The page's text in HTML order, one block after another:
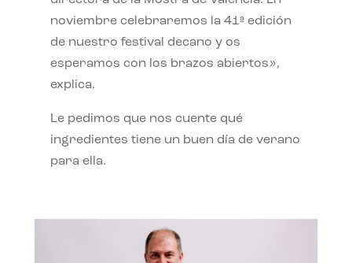
noviembre celebraremos la 41ª edición
de nuestro festival decano y os
esperamos con los brazos abiertos»,
explica.
Le pedimos que nos cuente qué
ingredientes tiene un buen día de verano
para ella.